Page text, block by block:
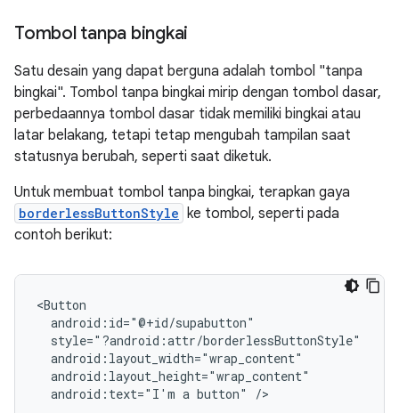
Tombol tanpa bingkai
Satu desain yang dapat berguna adalah tombol "tanpa
bingkai". Tombol tanpa bingkai mirip dengan tombol dasar,
perbedaannya tombol dasar tidak memiliki bingkai atau
latar belakang, tetapi tetap mengubah tampilan saat
statusnya berubah, seperti saat diketuk.
Untuk membuat tombol tanpa bingkai, terapkan gaya
borderlessButtonStyle ke tombol, seperti pada
contoh berikut:
android:text="I'm a button" />